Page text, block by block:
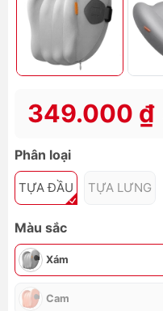
349.000 ₫
Phân loại
TỰA ĐẦU TỰA LƯNG
Màu sắc
Xám
Cam